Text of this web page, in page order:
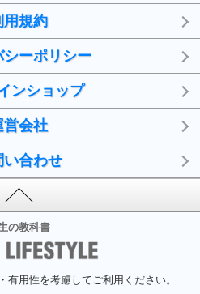
用規約
シーポリシー
ンショップ
営会社
い合わせ
の教科書
有用性を考慮してご利用ください。